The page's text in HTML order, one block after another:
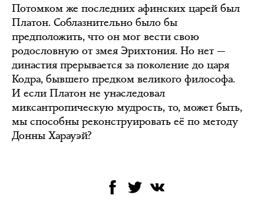
Потомком же последних афинских царей был
Платон. Соблазнительно было бы
предположить, что он мог вести свою
родословную от змея Эрихтония. Но нет —
династия прерывается за поколение до царя
Кодра, бывшего предком великого философа.
И если Платон не унаследовал
миксантропическую мудрость, то, может быть,
мы способны реконструировать её по методу
Донны Харауэй?